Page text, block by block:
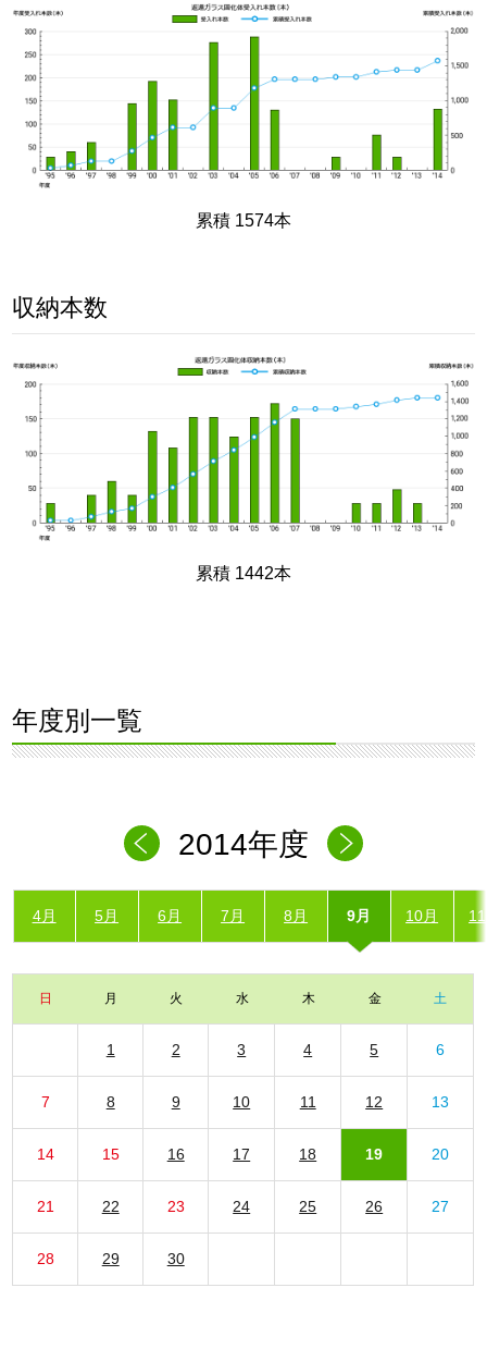
累積 1574本
収納本数
累積 1442本
年度別一覧
2014年度
4月 5月 6月 7月 8月 9月 10月
日 月 火 水 木 金 土
1 2 3 4 5 6
7 8 9 10 11 12 13
14 15 16 17 18 19 20
21 22 23 24 25 26 27
28 29 30